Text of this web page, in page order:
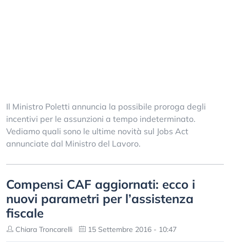
Il Ministro Poletti annuncia la possibile proroga degli
incentivi per le assunzioni a tempo indeterminato.
Vediamo quali sono le ultime novità sul Jobs Act
annunciate dal Ministro del Lavoro.
Compensi CAF aggiornati: ecco i
nuovi parametri per l’assistenza
fiscale
Chiara Troncarelli 15 Settembre 2016 - 10:47